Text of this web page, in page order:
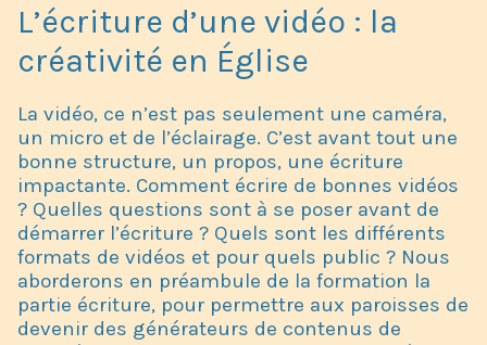
L’écriture d’une vidéo : la
créativité en Église
La vidéo, ce n’est pas seulement une caméra,
un micro et de l’éclairage. C’est avant tout une
bonne structure, un propos, une écriture
impactante. Comment écrire de bonnes vidéos
? Quelles questions sont à se poser avant de
démarrer l’écriture ? Quels sont les différents
formats de vidéos et pour quels public ? Nous
aborderons en préambule de la formation la
partie écriture, pour permettre aux paroisses de
devenir des générateurs de contenus de